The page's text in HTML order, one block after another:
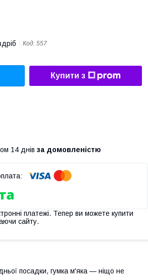
Код: 557
Купити з
14 днів за домовленістю
платежі. Тепер ви можете купити
сайту.
посадки, гумка м'яка — ніщо не